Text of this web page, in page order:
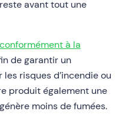
avant tout une
à la
de garantir un
risques d’incendie ou
produit également une
moins de fumées.